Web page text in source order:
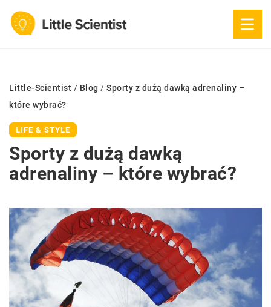
Little-Scientist / Blog / Sporty z dużą dawką adrenaliny –
które wybrać?
LIFE & STYLE
Sporty z dużą dawką
adrenaliny – które wybrać?